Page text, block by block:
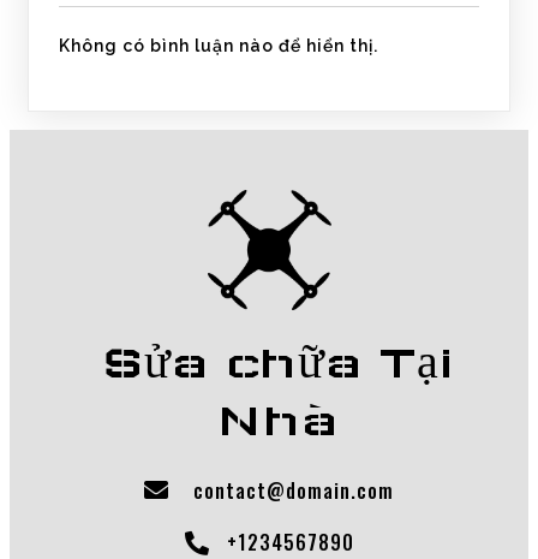
Không có bình luận nào để hiển thị.
Sửa chữa Tại
Nhà
contact@domain.com
+1234567890